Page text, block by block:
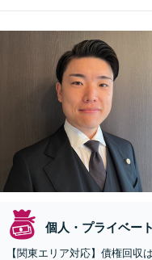
個人・プライベー
【関東エリア対応】債権回収